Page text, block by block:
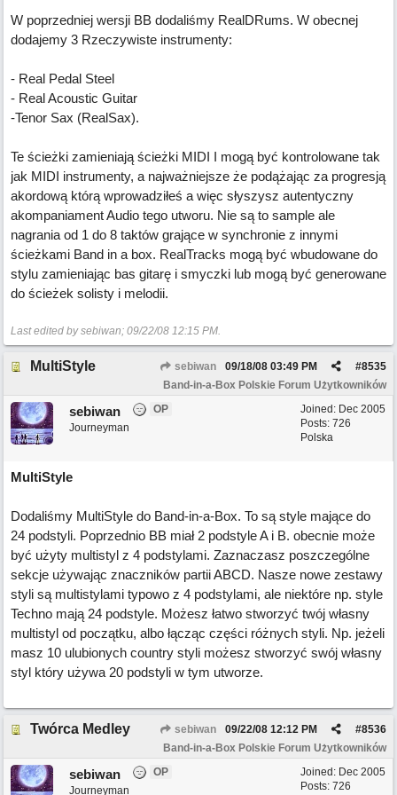
W poprzedniej wersji BB dodaliśmy RealDRums. W obecnej
dodajemy 3 Rzeczywiste instrumenty:
- Real Pedal Steel
- Real Acoustic Guitar
-Tenor Sax (RealSax).
Te ścieżki zamieniają ścieżki MIDI I mogą być kontrolowane tak
jak MIDI instrumenty, a najważniejsze że podążając za progresją
akordową którą wprowadziłeś a więc słyszysz autentyczny
akompaniament Audio tego utworu. Nie są to sample ale
nagrania od 1 do 8 taktów grające w synchronie z innymi
ścieżkami Band in a box. RealTracks mogą być wbudowane do
stylu zamieniając bas gitarę i smyczki lub mogą być generowane
do ścieżek solisty i melodii.
Last edited by sebiwan; 09/22/08 12:15 PM.
MultiStyle sebiwan #8535
09/18/08 03:49 PM
Band-in-a-Box Polskie Forum Użytkowników
Joined: Dec 2005
Posts: 726
Polska
sebiwan
OP
Journeyman
MultiStyle
Dodaliśmy MultiStyle do Band-in-a-Box. To są style mające do
24 podstyli. Poprzednio BB miał 2 podstyle A i B. obecnie może
być użyty multistyl z 4 podstylami. Zaznaczasz poszczególne
sekcje używając znaczników partii ABCD. Nasze nowe zestawy
styli są multistylami typowo z 4 podstylami, ale niektóre np. style
Techno mają 24 podstyle. Możesz łatwo stworzyć twój własny
multistyl od początku, albo łącząc części różnych styli. Np. jeżeli
masz 10 ulubionych country styli możesz stworzyć swój własny
styl który używa 20 podstyli w tym utworze.
Twórca Medley sebiwan #8536
09/22/08 12:12 PM
Band-in-a-Box Polskie Forum Użytkowników
Joined: Dec 2005
Posts: 726
sebiwan
OP
Journeyman